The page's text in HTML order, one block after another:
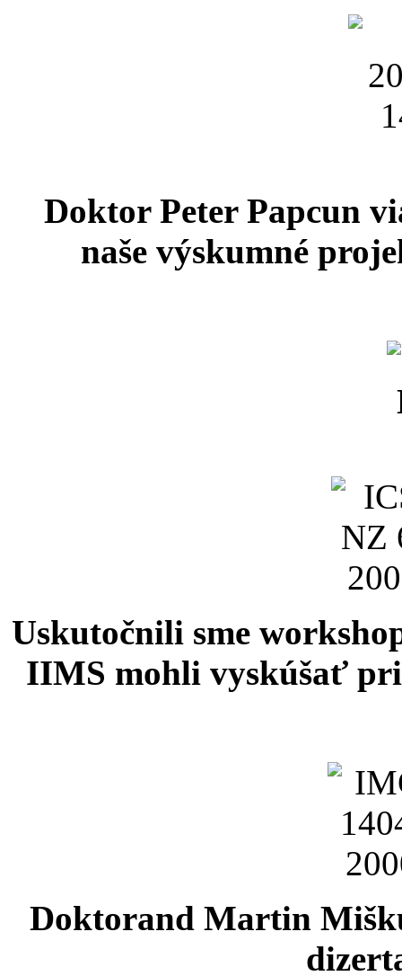
Doktor Peter Papcun
naše výskumné
Uskutočnili sme
IIMS mohli vyskúšať
Doktorand Martin